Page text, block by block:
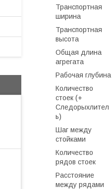
Транспортная
ширина
Транспортная
высота
Общая длина
агрегата
Рабочая глубина
Количество
стоек (+
Следорыхлител
ь)
Шаг между
стойками
Количество
рядов стоек
Расстояние
между рядами